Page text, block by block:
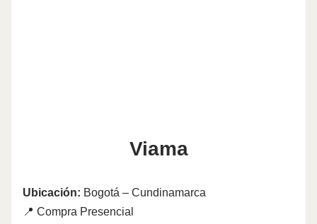
Viama
Ubicación: Bogotá – Cundinamarca
📍 Compra Presencial